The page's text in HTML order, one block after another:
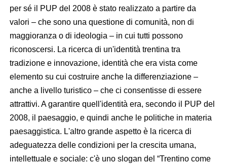
per sé il PUP del 2008 è stato realizzato a partire da
valori – che sono una questione di comunità, non di
maggioranza o di ideologia – in cui tutti possono
riconoscersi. La ricerca di un'identità trentina tra
tradizione e innovazione, identità che era vista come
elemento su cui costruire anche la differenziazione –
anche a livello turistico – che ci consentisse di essere
attrattivi. A garantire quell'identità era, secondo il PUP del
2008, il paesaggio, e quindi anche le politiche in materia
paesaggistica. L'altro grande aspetto è la ricerca di
adeguatezza delle condizioni per la crescita umana,
intellettuale e sociale: c'è uno slogan del “Trentino come